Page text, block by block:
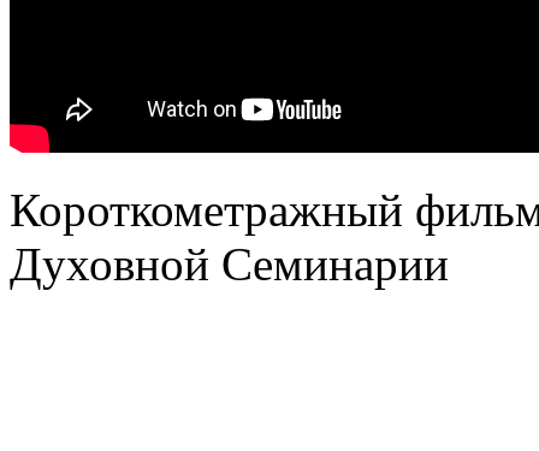
Короткометражный
Духовной Семинарии